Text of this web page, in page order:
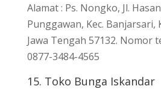
Alamat : Ps. Nongko, Jl.
Punggawan, Kec. Banjarsari,
Jawa Tengah 57132. Nomor
0877-3484-4565
15. Toko Bunga Iskandar